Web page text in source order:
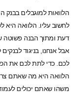
הלוואות למוגבלים בבנק
לחשוב עליו. הלוואה היא
דעת ומתוך הבנה פשוטה
אבל אנחנו, בניגוד
לכם. כדי לתת לכם את
הלוואה היא מה שאתם
משהו שאתם יכולים